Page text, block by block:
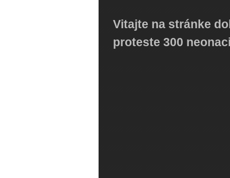
Vitajte na stránke
proteste 300